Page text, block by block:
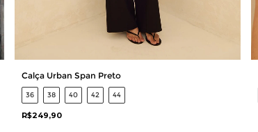
Calça Urban Span Preto
36 38 40 42 44
R$249,90